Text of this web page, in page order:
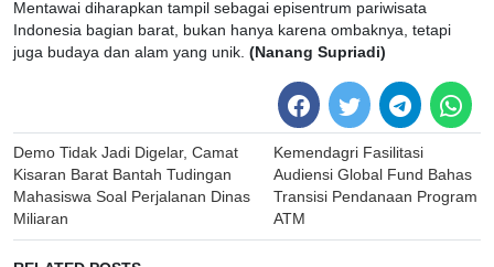
Mentawai diharapkan tampil sebagai episentrum pariwisata
Indonesia bagian barat, bukan hanya karena ombaknya, tetapi
juga budaya dan alam yang unik. (Nanang Supriadi)
Post
navigation
Demo Tidak Jadi Digelar, Camat
Kisaran Barat Bantah Tudingan
Mahasiswa Soal Perjalanan Dinas
Miliaran
Kemendagri Fasilitasi
Audiensi Global Fund Bahas
Transisi Pendanaan Program
ATM